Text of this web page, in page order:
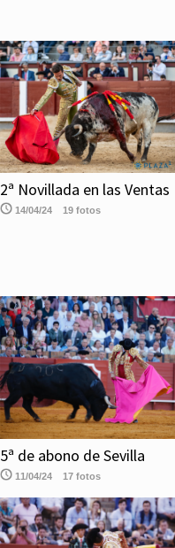
2ª Novillada en las Ventas
14/04/24 19 fotos
5ª de abono de Sevilla
11/04/24 17 fotos